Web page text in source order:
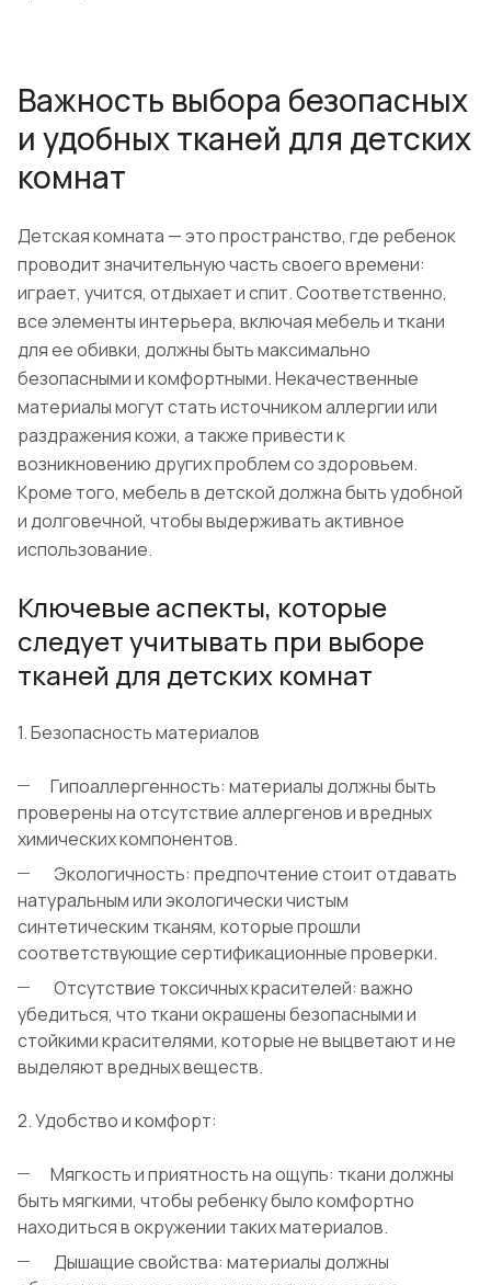
Важность выбора безопасных
и удобных тканей для детских
комнат
Детская комната — это пространство, где ребенок
проводит значительную часть своего времени:
играет, учится, отдыхает и спит. Соответственно,
все элементы интерьера, включая мебель и ткани
для ее обивки, должны быть максимально
безопасными и комфортными. Некачественные
материалы могут стать источником аллергии или
раздражения кожи, а также привести к
возникновению других проблем со здоровьем.
Кроме того, мебель в детской должна быть удобной
и долговечной, чтобы выдерживать активное
использование.
Ключевые аспекты, которые
следует учитывать при выборе
тканей для детских комнат
1. Безопасность материалов
Гипоаллергенность: материалы должны быть
проверены на отсутствие аллергенов и вредных
химических компонентов.
Экологичность: предпочтение стоит отдавать
натуральным или экологически чистым
синтетическим тканям, которые прошли
соответствующие сертификационные проверки.
Отсутствие токсичных красителей: важно
убедиться, что ткани окрашены безопасными и
стойкими красителями, которые не выцветают и не
выделяют вредных веществ.
2. Удобство и комфорт:
Мягкость и приятность на ощупь: ткани должны
быть мягкими, чтобы ребенку было комфортно
находиться в окружении таких материалов.
Дышащие свойства: материалы должны